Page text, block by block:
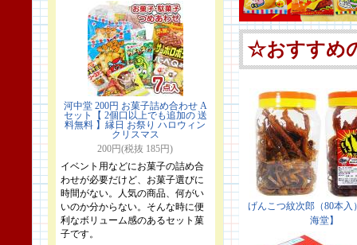
河中堂 200円 お菓子詰め合わせ A
セット【 2個口以上でも追加の 送
料無料 】縁日 お祭り ハロウィン
クリスマス
200円(税抜 185円)
イベント用などにお菓子の詰め合
わせが必要だけど、お菓子選びに
時間がない。人気の商品、何がい
いのか分からない。そんな時に便
利なボリューム感のあるセット菓
子です。